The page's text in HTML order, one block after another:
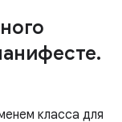
.
класса для